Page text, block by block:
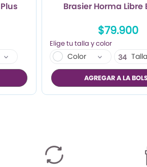
Brasier Horma Libre
$79.900
Color
34
36
Talla
AGREGAR A LA